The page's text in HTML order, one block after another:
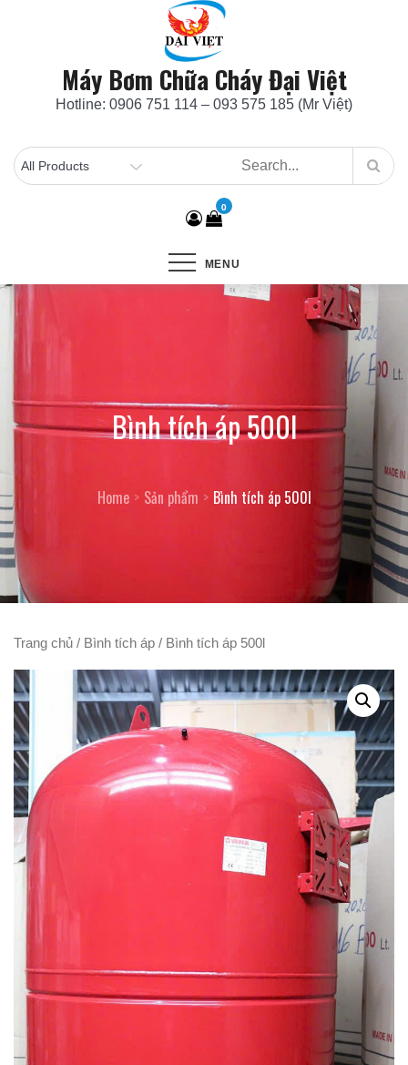
Máy Bơm Chữa Cháy Đại Việt
Hotline: 0906 751 114 – 093 575 185 (Mr Việt)
0
MENU
Bình tích áp 500l
Home Sản phẩm Bình tích áp 500l
Trang chủ / Bình tích áp / Bình tích áp 500l